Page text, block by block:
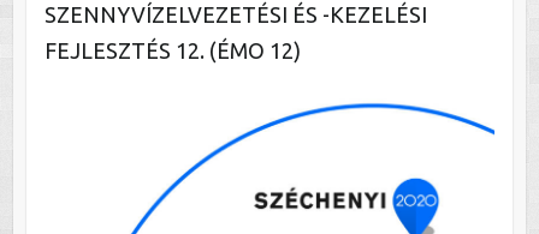
SZENNYVÍZELVEZETÉSI ÉS -KEZELÉSI
FEJLESZTÉS 12. (ÉMO 12)